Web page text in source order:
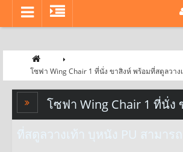
โซฟา Wing Chair 1 ที่นั่ง ขาสิงห์ พร้อมที่สตูลวา
โซฟา Wing Chair 1 ที่นั่ง
ที่สตูลวางเท้า บุหนัง PU สามาร